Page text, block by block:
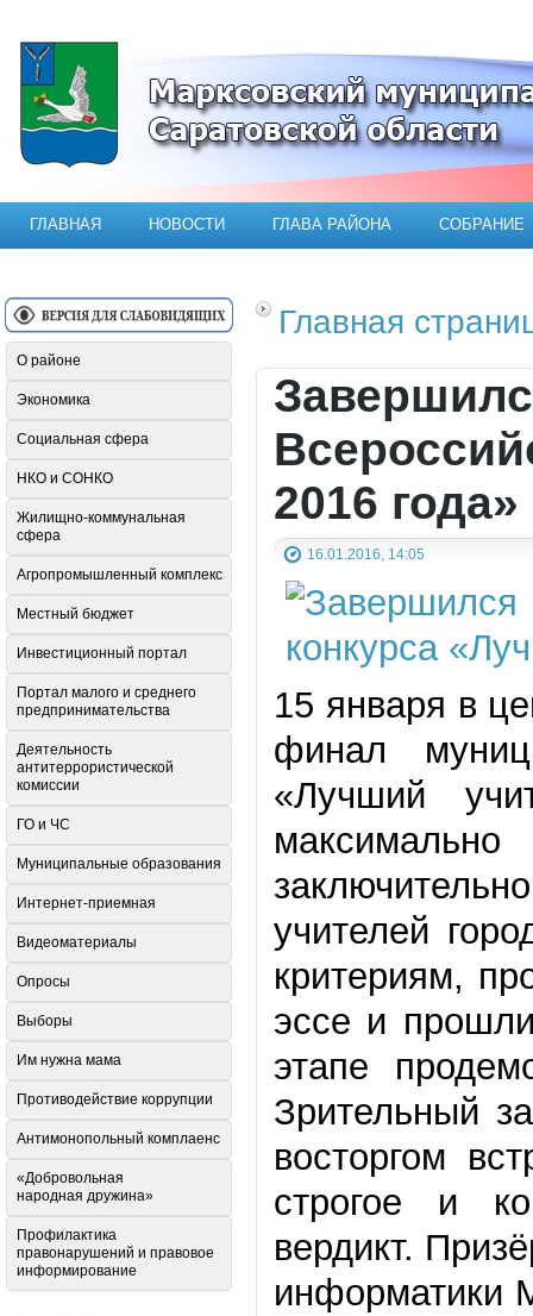
Официальный сайт Марксовского
ГЛАВНАЯ НОВОСТИ ГЛАВА РАЙОНА СОБРАНИЕ
Главная
2016 года»
16.01.2016, 14:05
15 января в
финал
«Лучший
учителей
критериям,
эссе и
этапе
Зрительный
восторгом
строгое и
вердикт.
информатики
О районе
Экономика
Социальная сфера
НКО и СОНКО
Жилищно-коммунальная
сфера
Агропромышленный комплекс
Местный бюджет
Инвестиционный портал
Портал малого и среднего
предпринимательства
Деятельность
антитеррористической
комиссии
ГО и ЧС
Муниципальные образования
Интернет-приемная
Видеоматериалы
Опросы
Выборы
Им нужна мама
Противодействие коррупции
Антимонопольный комплаенс
«Добровольная
народная дружина»
Профилактика
правонарушений и правовое
информирование